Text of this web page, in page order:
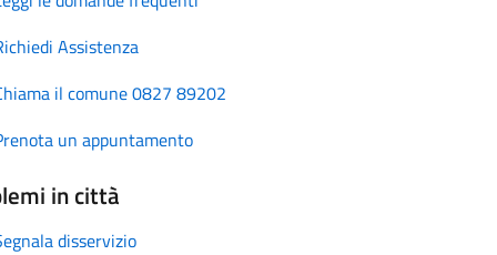
Assistenza
il comune 0827 89202
un appuntamento
in città
disservizio